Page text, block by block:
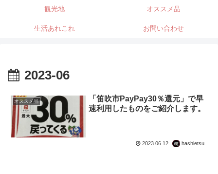
観光地 オススメ品
生活あれこれ お問い合わせ
2023-06
オススメ品
「笛吹市PayPay30％還元」で早
速利用したものをご紹介します。
2023.06.12 hashietsu